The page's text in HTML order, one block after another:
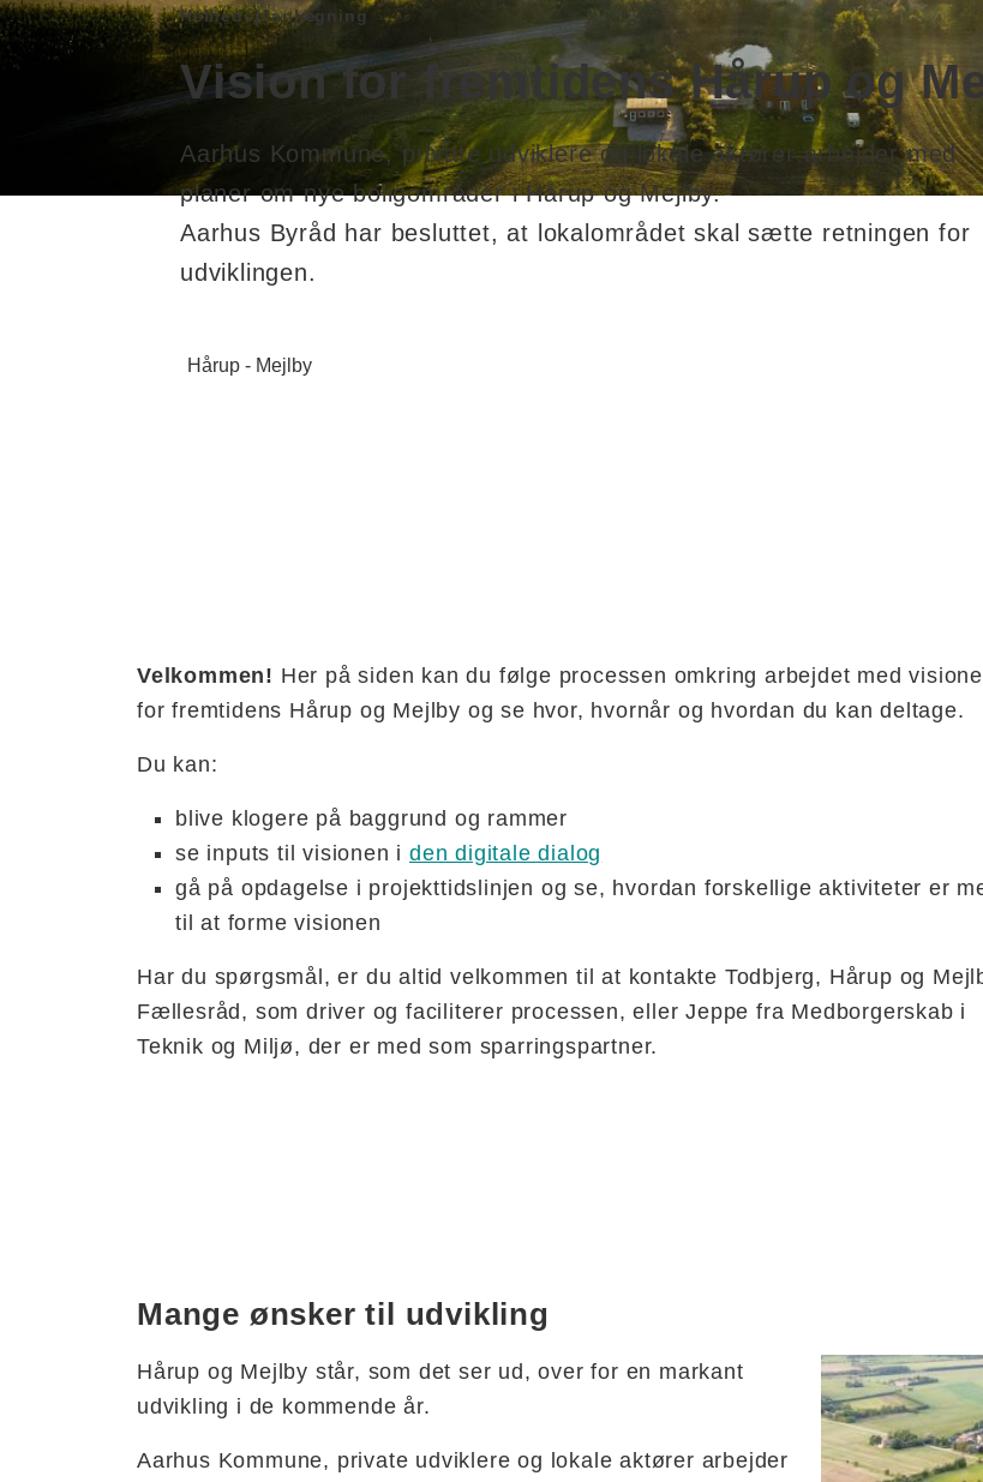
Helhedsplanlægning
Vision for fremtidens Hårup og
Aarhus Kommune, private udviklere og lokale aktører arbejder med
planer om nye boligområder i Hårup og Mejlby.
Aarhus Byråd har besluttet, at lokalområdet skal sætte retningen for
udviklingen.
Hårup - Mejlby
Velkommen! Her på siden kan du følge processen omkring arbejdet med
for fremtidens Hårup og Mejlby og se hvor, hvornår og hvordan du kan deltage.
Du kan:
blive klogere på baggrund og rammer
se inputs til visionen iden digitale dialog
gå på opdagelse i projekttidslinjen og se, hvordan forskellige aktiviteter er
til at forme visionen
Har du spørgsmål, er du altid velkommen til at kontakte Todbjerg, Hårup og
Fællesråd, som driver og faciliterer processen, eller Jeppe fra Medborgerskab i
Teknik og Miljø, der er med som sparringspartner.
Mange ønsker til udvikling
Hårup og Mejlby står, som det ser ud, over for en markant
udvikling i de kommende år.
Aarhus Kommune, private udviklere og lokale aktører arbejder
Hårup_Henning